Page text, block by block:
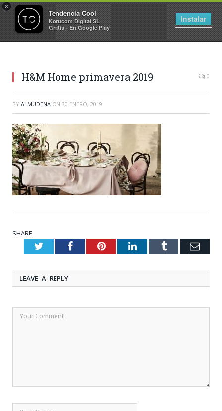
×
Tendencia Cool
Korucom Digital SL
Gratis - En Google Play
Instalar
H&M Home primavera 2019 0
BY ALMUDENA ON 30 ENERO, 2019
SHARE.
TwitterFacebookPinterestLinkedInTumblr
LEAVE A REPLY